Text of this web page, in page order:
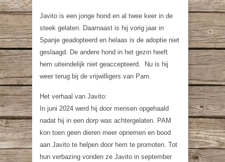
Javito is een jonge hond en al twee keer in de
steek gelaten. Daarnaast is hij vorig jaar in
Spanje geadopteerd en helaas is de adoptie niet
geslaagd. De andere hond in het gezin heeft
hem uiteindelijk niet geaccepteerd.
Nu is hij
weer terug bij de vrijwilligers van Pam.
Het verhaal van Javito:
In juni 2024 werd hij door mensen opgehaald
nadat hij in een dorp was achtergelaten. PAM
kon toen geen dieren meer opnemen en bood
aan Javito te helpen door hem te promoten. Tot
hun verbazing vonden ze Javito in september